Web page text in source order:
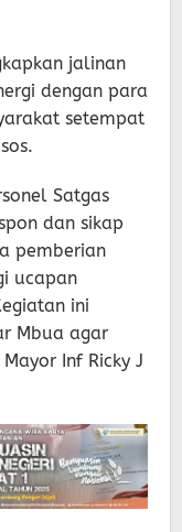
jalinan
dengan para
setempat
Satgas
dan sikap
pemberian
ucapan
ini
Mbua agar
Inf Ricky J